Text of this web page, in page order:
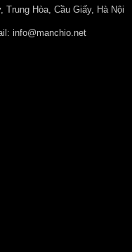
Hòa, Cầu Giấy, Hà Nội
info@manchio.net